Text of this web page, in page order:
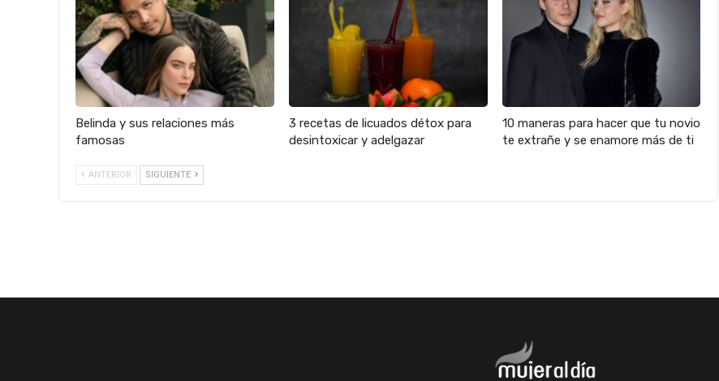
Belinda y sus relaciones más
famosas
3 recetas de licuados détox para
desintoxicar y adelgazar
10 maneras para hacer que tu novio
te extrañe y se enamore más de ti
ANTERIOR SIGUIENTE